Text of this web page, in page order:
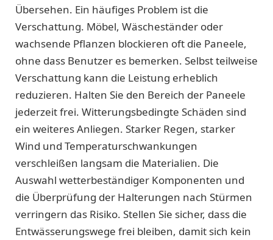
Übersehen. Ein häufiges Problem ist die
Verschattung. Möbel, Wäscheständer oder
wachsende Pflanzen blockieren oft die Paneele,
ohne dass Benutzer es bemerken. Selbst teilweise
Verschattung kann die Leistung erheblich
reduzieren. Halten Sie den Bereich der Paneele
jederzeit frei. Witterungsbedingte Schäden sind
ein weiteres Anliegen. Starker Regen, starker
Wind und Temperaturschwankungen
verschleißen langsam die Materialien. Die
Auswahl wetterbeständiger Komponenten und
die Überprüfung der Halterungen nach Stürmen
verringern das Risiko. Stellen Sie sicher, dass die
Entwässerungswege frei bleiben, damit sich kein